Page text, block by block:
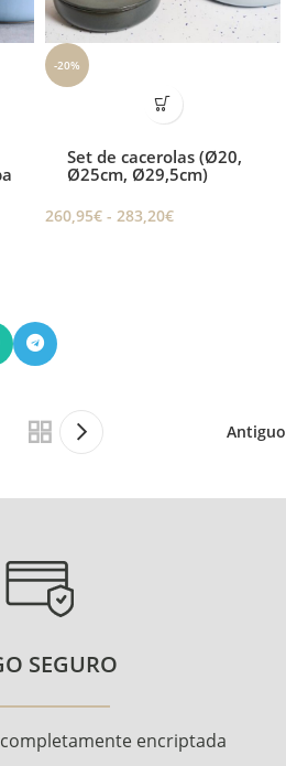
-20%
Set de cacerolas (Ø20,
Ø25cm, Ø29,5cm)
260,95€ - 283,20€
Antiguo
SEGURO
encriptada